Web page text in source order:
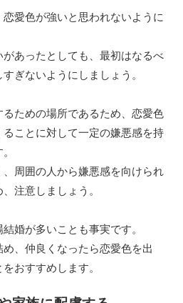
愛色が強いと思われないように
あったとしても、最初はなるべ
ぎないようにしましょう。
ための場所であるため、恋愛色
ことに対して一定の嫌悪感を持
周囲の人から嫌悪感を向けられ
注意しましょう。
婚が多いことも事実です。
、仲良くなったら恋愛色を出
おすすめします。